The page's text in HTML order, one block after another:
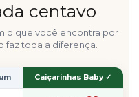
centavo
o que você encontra por
faz toda a diferença.
Caiçarinhas Baby ✓